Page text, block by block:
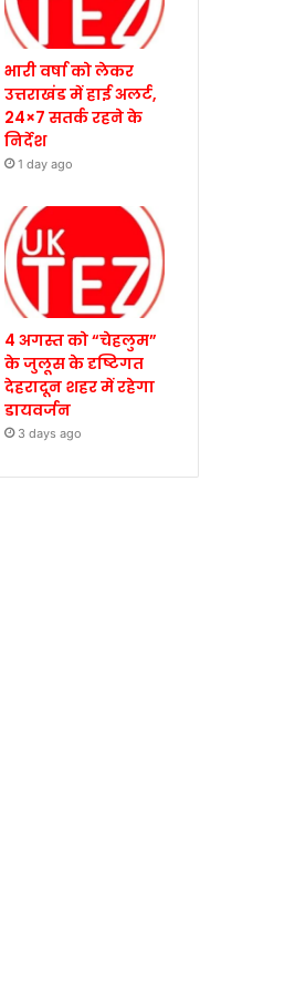
भारी वर्षा को लेकर
उत्तराखंड में हाई अलर्ट,
24×7 सतर्क रहने के
निर्देश
1 day ago
4 अगस्त को “चेहलुम”
के जुलूस के दृष्टिगत
देहरादून शहर में रहेगा
डायवर्जन
3 days ago